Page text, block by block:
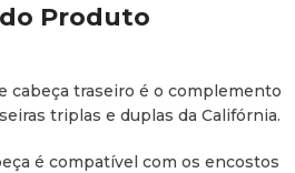
Produto
cabeça traseiro é o complemento
triplas e duplas da Califórnia.
é compatível com os encostos